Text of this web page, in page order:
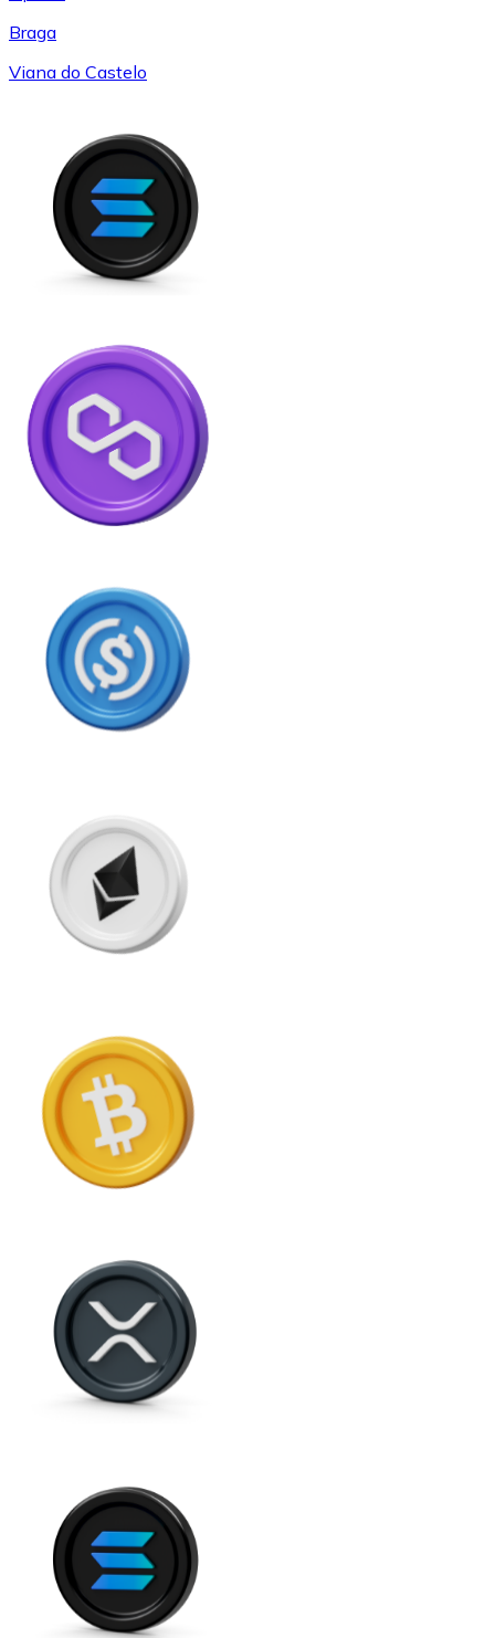
Braga
Viana do Castelo